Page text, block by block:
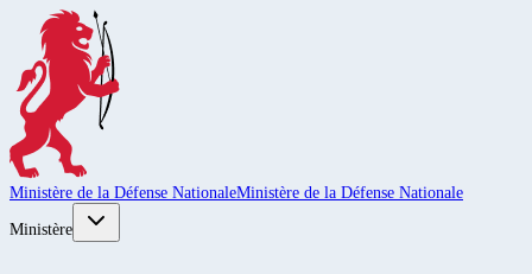
Ministère de la Défense NationaleMinistère de la Défense Nationale
Ministère